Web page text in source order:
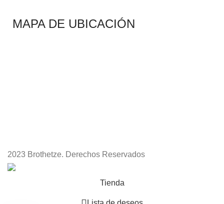
MAPA DE UBICACIÓN
2023 Brothetze. Derechos Reservados
Tienda